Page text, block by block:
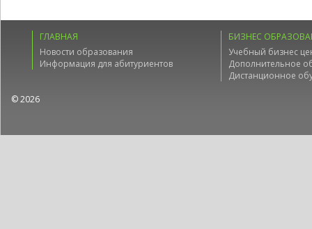
ГЛАВНАЯ
Новости образования
Информация для абитуриентов
БИЗНЕС
Учебный бизнес
Дополнительное
Дистанционное
© 2026